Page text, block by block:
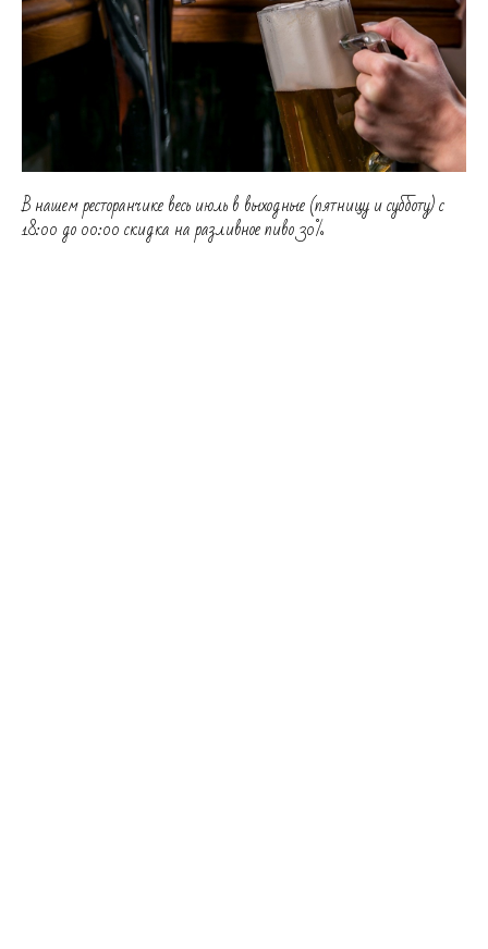
В нашем ресторанчике весь июль в выходные (пятницу и субботу) с
18:00 до 00:00 скидка на разливное пиво 30%